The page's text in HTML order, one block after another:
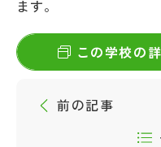
ます。
この学校の
前の記事